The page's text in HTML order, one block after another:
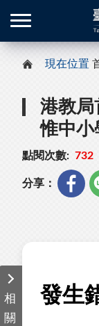
現在位置
港教局
惟中小
點閱次數: 732
分享：
相
關